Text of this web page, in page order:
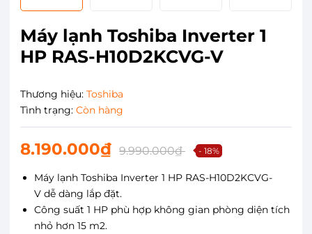
Máy lạnh Toshiba Inverter 1
HP RAS-H10D2KCVG-V
Thương hiệu: Toshiba
Tình trạng: Còn hàng
8.190.000₫ 9.990.000₫ - 18%
Máy lạnh Toshiba Inverter 1 HP RAS-H10D2KCVG-
V dễ dàng lắp đặt.
Công suất 1 HP phù hợp không gian phòng diện tích
nhỏ hơn 15 m2.